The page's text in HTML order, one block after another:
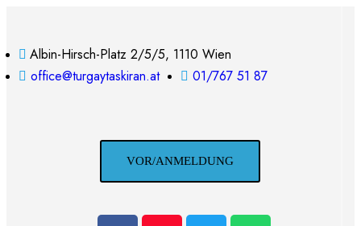
Albin-Hirsch-Platz 2/5/5, 1110 Wien
office@turgaytaskiran.at
01/767 51 87
VOR/ANMELDUNG